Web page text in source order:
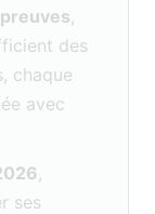
,
des
chaque
avec
,
ses